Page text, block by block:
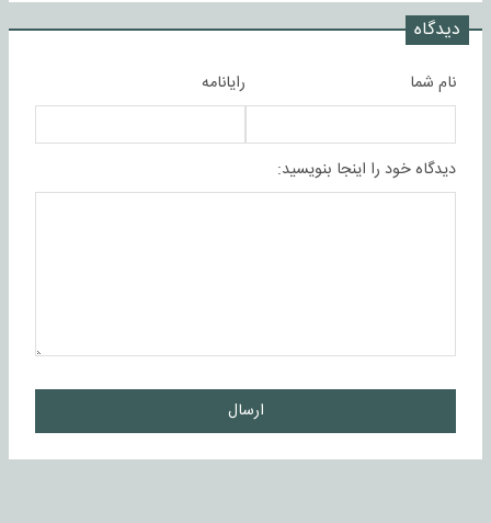
دیدگاه
نام شما رایانامه
دیدگاه خود را اینجا بنویسید:
ارسال